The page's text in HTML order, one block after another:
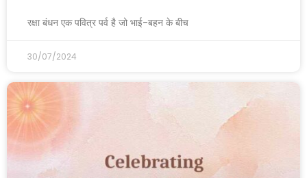
रक्षा बंधन एक पवित्र पर्व है जो भाई-बहन के बीच
30/07/2024